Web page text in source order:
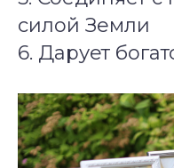
силой Земли
6. Дарует